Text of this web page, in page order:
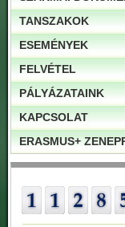
TANSZAKOK
ESEMÉNYEK
FELVÉTEL
PÁLYÁZATAINK
KAPCSOLAT
ERASMUS+